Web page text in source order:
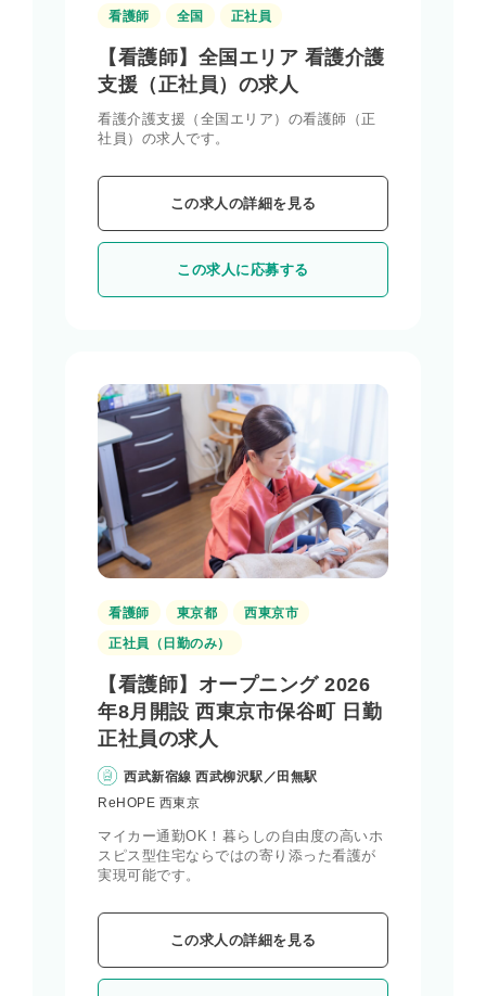
看護師 全国 正社員
【看護師】全国エリア 看護介護
支援（正社員）の求人
看護介護支援（全国エリア）の看護師（正
社員）の求人です。
この求人の詳細を見る
この求人に応募する
看護師 東京都
西東京市
正社員（日勤のみ）
【看護師】オープニング 2026
年8月開設 西東京市保谷町 日勤
正社員の求人
西武新宿線 西武柳沢駅／田無駅
ReHOPE 西東京
マイカー通勤OK！暮らしの自由度の高いホ
スピス型住宅ならではの寄り添った看護が
実現可能です。
この求人の詳細を見る